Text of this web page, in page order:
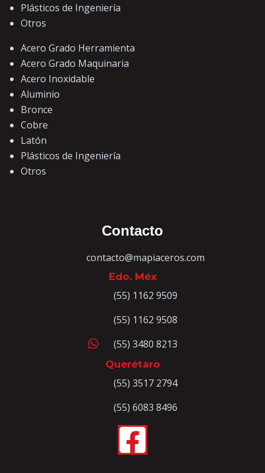
Plásticos de Ingeniería
Otros
Acero Grado Herramienta
Acero Grado Maquinaria
Acero Inoxidable
Aluminio
Bronce
Cobre
Latón
Plásticos de Ingeniería
Otros
Contacto
contacto@mapiaceros.com
Edo. Méx
(55) 1162 9509
(55) 1162 9508
(55) 3480 8213
Querétaro
(55) 3517 2794
(55) 6083 8496